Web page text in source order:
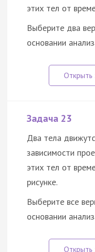
этих тел от
Выберите два
основании
Задача 23
Два тела
зависимости
этих тел от
рисунке.
Выберите все
основании